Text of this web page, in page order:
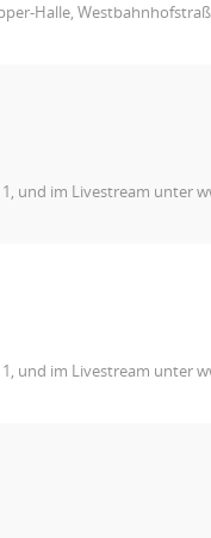
Halle,
1, und im Livestream unter
1, und im Livestream unter